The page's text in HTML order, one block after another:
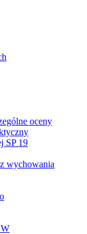
oceny
SP 19
wychowania